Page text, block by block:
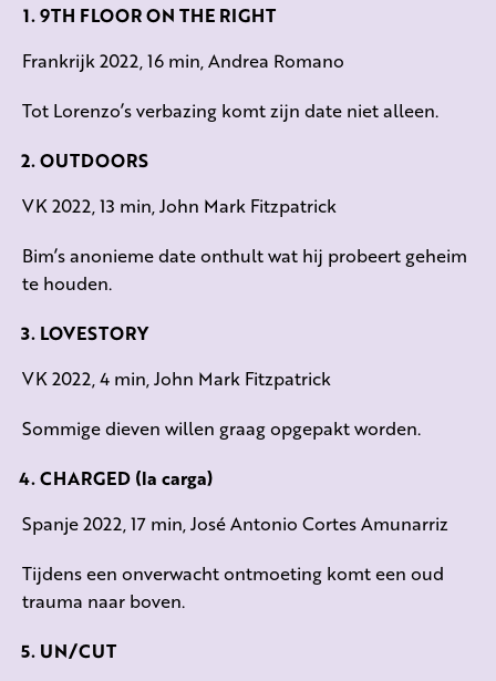
9TH FLOOR ON THE RIGHT
Frankrijk 2022, 16 min, Andrea Romano
Tot Lorenzo’s verbazing komt zijn date niet alleen.
OUTDOORS
VK 2022, 13 min, John Mark Fitzpatrick
Bim’s anonieme date onthult wat hij probeert geheim
te houden.
LOVESTORY
VK 2022, 4 min, John Mark Fitzpatrick
Sommige dieven willen graag opgepakt worden.
CHARGED (la carga)
Spanje 2022, 17 min, José Antonio Cortes Amunarriz
Tijdens een onverwacht ontmoeting komt een oud
trauma naar boven.
UN/CUT